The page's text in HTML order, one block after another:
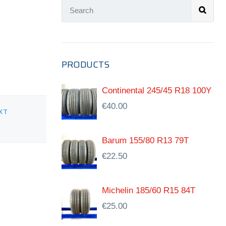
PRODUCTS
Continental 245/45 R18 100Y
€40.00
Barum 155/80 R13 79T
€22.50
Michelin 185/60 R15 84T
€25.00